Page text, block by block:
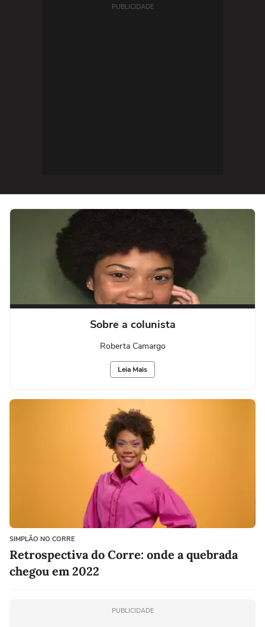
PUBLICIDADE
Sobre a colunista
Roberta Camargo
Leia Mais
SIMPLÃO NO CORRE
Retrospectiva do Corre: onde a quebrada
chegou em 2022
PUBLICIDADE